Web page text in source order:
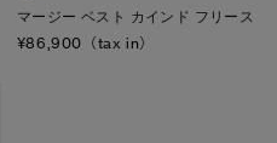
マージー ベスト カインド フリース
¥86,900（tax in）